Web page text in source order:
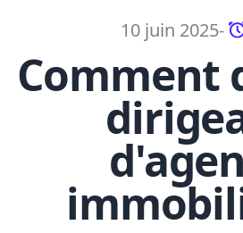
10 juin 2025-
Comment